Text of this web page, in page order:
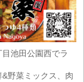
池田公園西でラ
野菜ミックス、肉